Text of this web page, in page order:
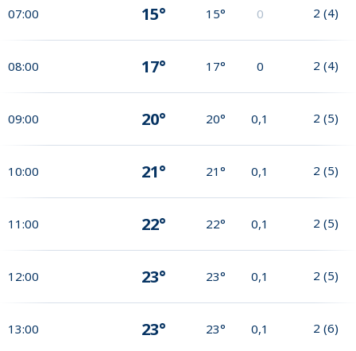
07:00 15° 15° 0 2 (4)
08:00 17° 17° 0 2 (4)
09:00 20° 20° 0,1 2 (5)
10:00 21° 21° 0,1 2 (5)
11:00 22° 22° 0,1 2 (5)
12:00 23° 23° 0,1 2 (5)
13:00 23° 23° 0,1 2 (6)